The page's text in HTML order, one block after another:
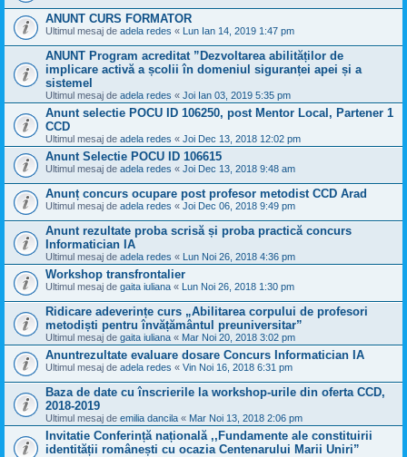
ANUNT CURS FORMATOR
Ultimul mesaj de adela redes « Lun Ian 14, 2019 1:47 pm
ANUNT Program acreditat ”Dezvoltarea abilităților de
implicare activă a școlii în domeniul siguranței apei și a
sistemel
Ultimul mesaj de adela redes « Joi Ian 03, 2019 5:35 pm
Anunt selectie POCU ID 106250, post Mentor Local, Partener 1
CCD
Ultimul mesaj de adela redes « Joi Dec 13, 2018 12:02 pm
Anunt Selectie POCU ID 106615
Ultimul mesaj de adela redes « Joi Dec 13, 2018 9:48 am
Anunț concurs ocupare post profesor metodist CCD Arad
Ultimul mesaj de adela redes « Joi Dec 06, 2018 9:49 pm
Anunt rezultate proba scrisă și proba practică concurs
Informatician IA
Ultimul mesaj de adela redes « Lun Noi 26, 2018 4:36 pm
Workshop transfrontalier
Ultimul mesaj de gaita iuliana « Lun Noi 26, 2018 1:30 pm
Ridicare adeverințe curs „Abilitarea corpului de profesori
metodiști pentru învățământul preuniversitar”
Ultimul mesaj de gaita iuliana « Mar Noi 20, 2018 3:02 pm
Anuntrezultate evaluare dosare Concurs Informatician IA
Ultimul mesaj de adela redes « Vin Noi 16, 2018 6:31 pm
Baza de date cu înscrierile la workshop-urile din oferta CCD,
2018-2019
Ultimul mesaj de emilia dancila « Mar Noi 13, 2018 2:06 pm
Invitatie Conferință națională ,,Fundamente ale constituirii
identității românești cu ocazia Centenarului Marii Uniri”